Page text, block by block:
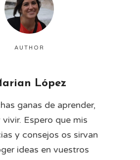
AUTHOR
López
ganas de aprender,
vivir. Espero que mis
y consejos os sirvan
ideas en vuestros